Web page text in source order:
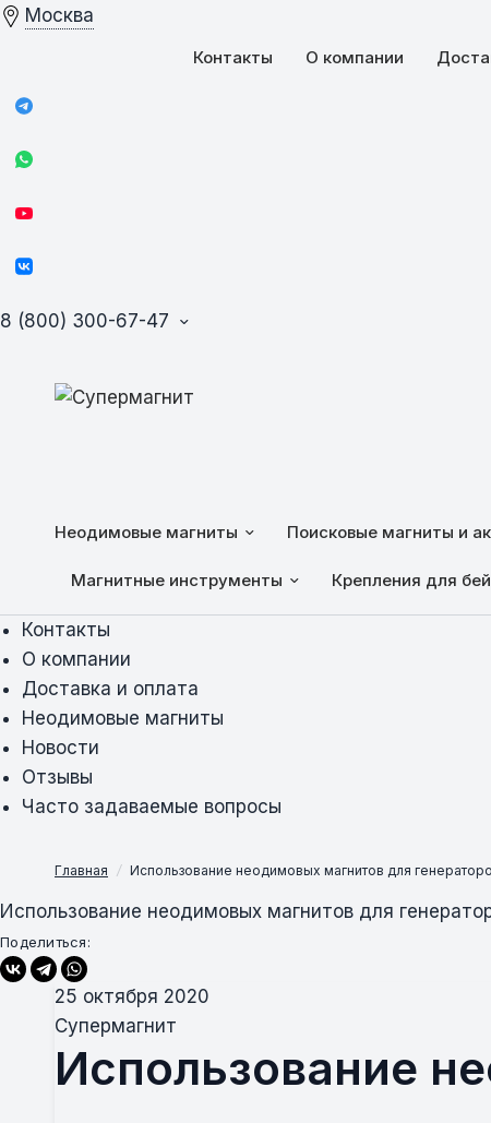
Москва
Контакты О компании
8 (800) 300-67-47
Неодимовые магниты Поисковые магниты и
Магнитные инструменты Крепления для
Контакты
О компании
Доставка и оплата
Неодимовые магниты
Новости
Отзывы
Часто задаваемые вопросы
Главная / Использование неодимовых магнитов для
Использование неодимовых магнитов для
Поделиться:
25 октября 2020
Супермагнит
Использование